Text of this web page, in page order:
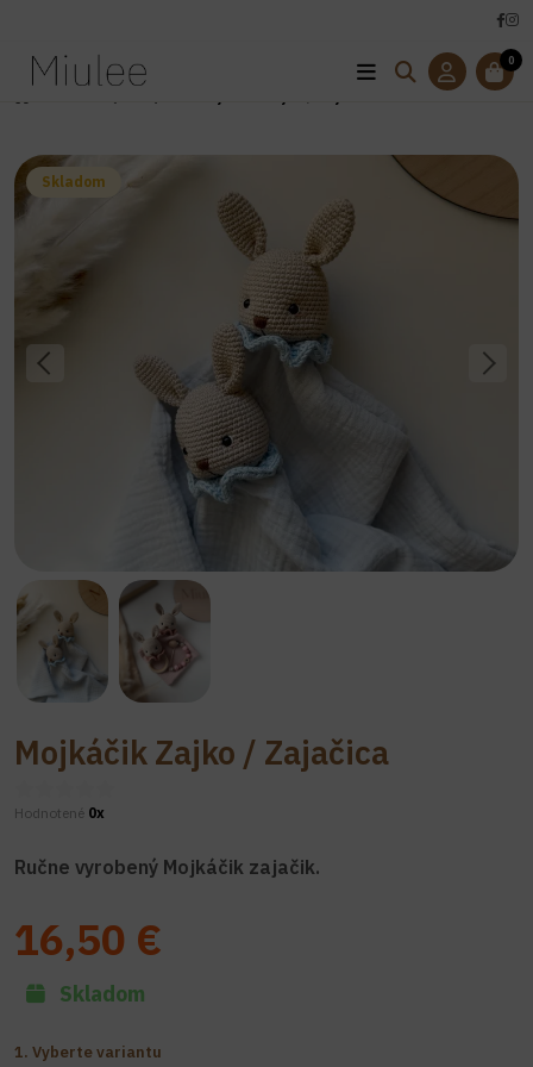
0
Skladom
Mojkáčik Zajko / Zajačica
Hodnotené 0x
Ručne vyrobený Mojkáčik zajačik.
Skladom
16,50 €
1. Vyberte variantu